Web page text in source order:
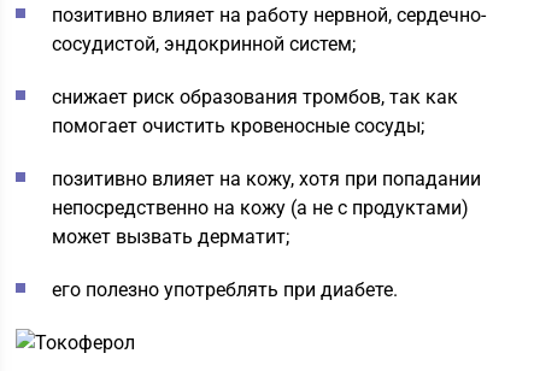
позитивно влияет на работу нервной, сердечно-
сосудистой, эндокринной систем;
снижает риск образования тромбов, так как
помогает очистить кровеносные сосуды;
позитивно влияет на кожу, хотя при попадании
непосредственно на кожу (а не с продуктами)
может вызвать дерматит;
его полезно употреблять при диабете.